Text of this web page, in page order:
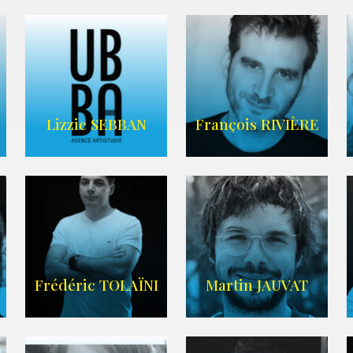
FRANCE
CASCADE
AGENCE VMA
Lizzie SEBBAN
AGENCE UBBA
François RIVIÈRE
LIEN IMDB
Frédéric TOLAÏNI Martin JAUVAT